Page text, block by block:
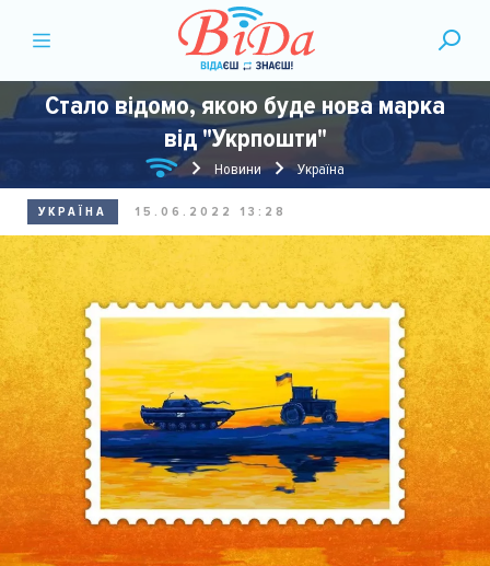
Стало відомо, якою буде нова марка
від "Укрпошти"
Новини Україна
УКРАЇНА 15.06.2022 13:28